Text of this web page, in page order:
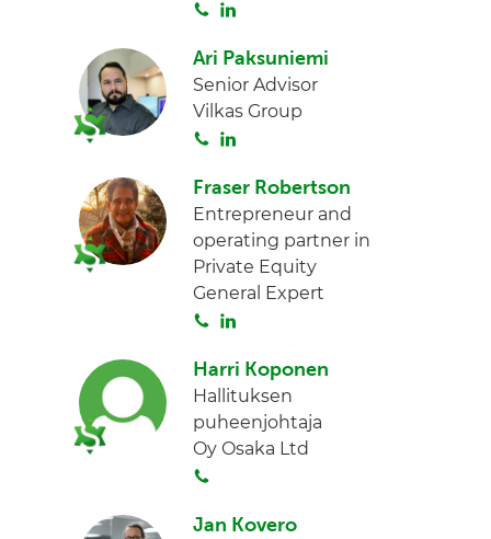
S
i
t
a
n
k
e
n
Ari Paksuniemi
Senior Advisor
Vilkas Group
S
i
t
a
n
k
e
d
I
Fraser Robertson
Entrepreneur and
operating partner in
Private Equity
General Expert
S
i
t
a
n
k
e
d
Harri Koponen
Hallituksen
puheenjohtaja
Oy Osaka Ltd
i
Jan Kovero